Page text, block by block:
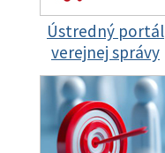
Ústredný portál
verejnej správy